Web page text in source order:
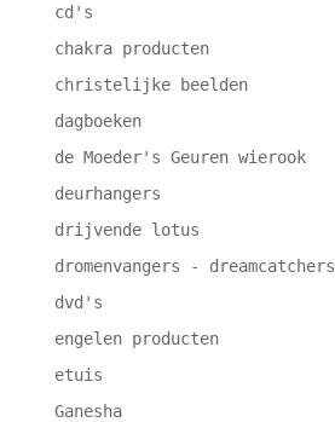
cd's
chakra producten
christelijke beelden
dagboeken
de Moeder's Geuren wierook
deurhangers
drijvende lotus
dromenvangers - dreamcatchers
dvd's
engelen producten
etuis
Ganesha